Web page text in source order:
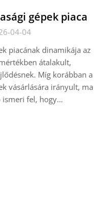
gépek piaca
04-04
piacának dinamikája az
átalakult,
Míg korábban a
vásárlására irányult, ma
ismeri fel, hogy…